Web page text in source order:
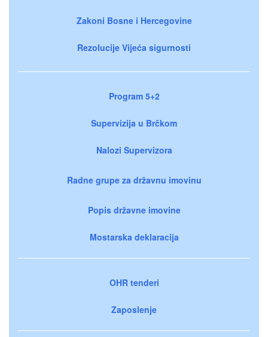
Zakoni Bosne i Hercegovine
Rezolucije Vijeća sigurnosti
Program 5+2
Supervizija u Brčkom
Nalozi Supervizora
Radne grupe za državnu imovinu
Popis državne imovine
Mostarska deklaracija
OHR tenderi
Zaposlenje